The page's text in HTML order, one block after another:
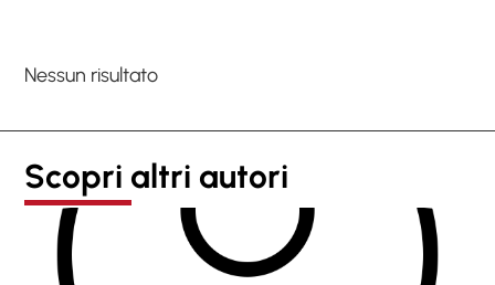
Nessun risultato
Scopri altri autori